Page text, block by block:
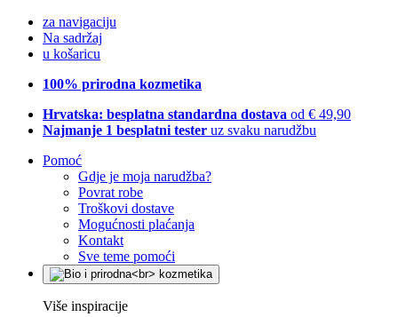
za navigaciju
Na sadržaj
u košaricu
100% prirodna kozmetika
Hrvatska: besplatna standardna dostava od € 49,90
Najmanje 1 besplatni tester uz svaku narudžbu
Pomoć
Gdje je moja narudžba?
Povrat robe
Troškovi dostave
Mogućnosti plaćanja
Kontakt
Sve teme pomoći
Više inspiracije